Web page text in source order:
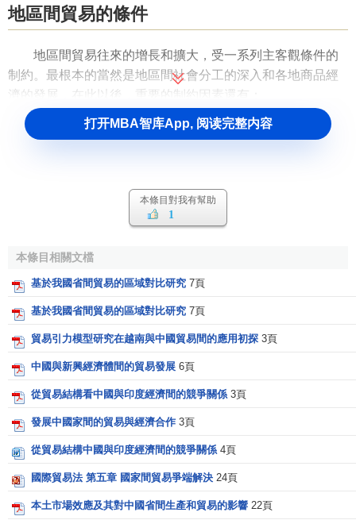
地區間貿易的條件
地區間貿易往來的增長和擴大，受一系列主客觀條件的
制約。最根本的當然是地區間社會分工的深入和各地商品經
濟的發展，在此以後，重要的制約因素還有：
（1）要有足夠的資金。
批發商業
種批發貿易主要是
織，其中尤以大批發商為主。
（3）交通運輸的發展。
地區貿易往來，不僅是地區間商品買賣中
化，而且有商品體的物質運動過程。其中，最重要的是商品
的空間位移。商品只有完成這種空間位移，才能達到地區
遠，交通困難，不能在商品敗壞以前就運達到銷售地，貿易
往來就不可能。這裡，交通運輸工具的改進乃至革新，就成
為貿易能否進行的關鍵，因為新的先進的速度加快的交通工
具，能用時間去消滅空間。如果商品的
阻礙地區商品流通，這就需要靠革新交通工具以尋求低廉的
打开MBA智库App, 阅读完整内容
本條目對我有幫助
1
本條目相關文檔
基於我國省間貿易的區域對比研究 7頁
基於我國省間貿易的區域對比研究 7頁
貿易引力模型研究在越南與中國貿易間的應用初探 3頁
中國與新興經濟體間的貿易發展 6頁
從貿易結構看中國與印度經濟間的競爭關係 3頁
發展中國家間的貿易與經濟合作 3頁
從貿易結構中國與印度經濟間的競爭關係 4頁
國際貿易法 第五章 國家間貿易爭端解決 24頁
本土市場效應及其對中國省間生產和貿易的影響 22頁